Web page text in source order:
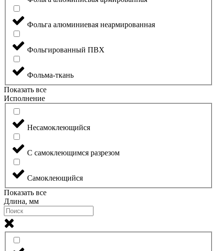
Фольга алюминиевая неармированная
Фольгированный ПВХ
Фольма-ткань
Показать все
Исполнение
Несамоклеющийся
С самоклеющимся разрезом
Самоклеющийся
Показать все
Длина, мм